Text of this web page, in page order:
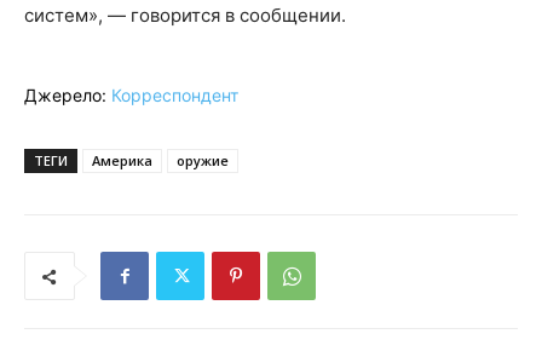
систем», — говорится в сообщении.
Джерело: Корреспондент
ТЕГИ Америка оружие